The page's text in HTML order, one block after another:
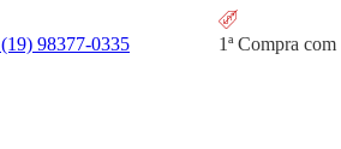
(19) 98377-0335 1ª Compra com